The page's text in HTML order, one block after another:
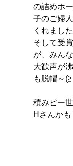
の詰めホ
子のご婦
くれました
そして受
が、みん
大歓声が
も脱帽～
積みピー
Hさんかも